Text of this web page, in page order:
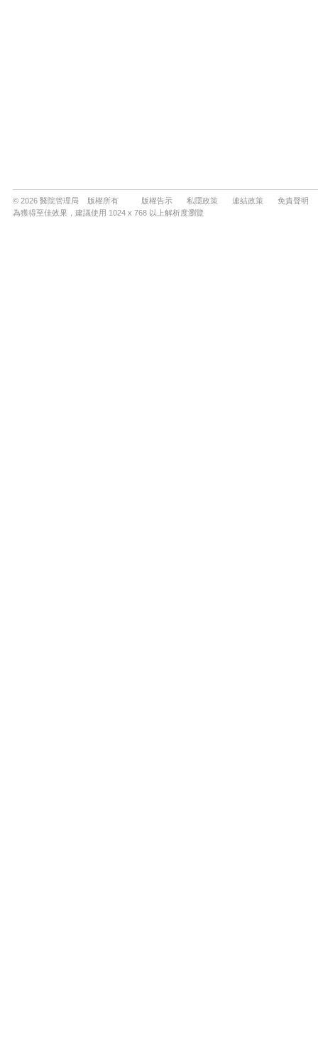
© 2026 醫院管理局 版權所有 版權告示 私隱政策 連結政策
免責聲明
為獲得至佳效果，建議使用 1024 x 768 以上解析度瀏覽